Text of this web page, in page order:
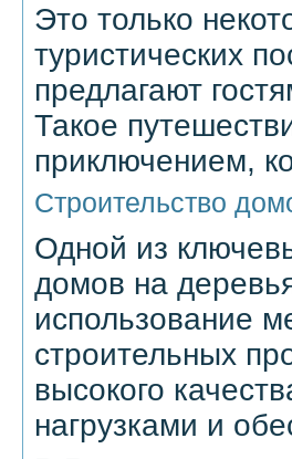
Это только
туристических
предлагают
Такое
приключением,
Строительство
Одной из
домов на
использование
строительных
высокого
нагрузками и